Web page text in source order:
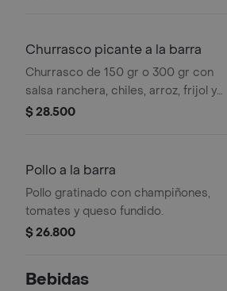
Churrasco picante a la barra
Churrasco de 150 gr o 300 gr con
salsa ranchera, chiles, arroz, frijol y
ensalada.
$ 28.500
Pollo a la barra
Pollo gratinado con champiñones,
tomates y queso fundido.
$ 26.800
Bebidas